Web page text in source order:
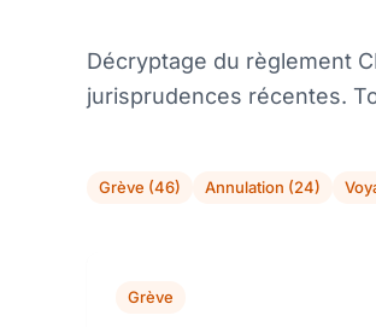
Décryptage du règlement
jurisprudences récentes.
Grève (46) Annulation (24)
Grève